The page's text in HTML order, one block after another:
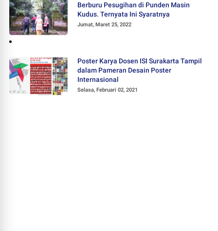
Berburu Pesugihan di Punden Masin
Kudus. Ternyata Ini Syaratnya
Jumat, Maret 25, 2022
Poster Karya Dosen ISI Surakarta Tampil
dalam Pameran Desain Poster
Internasional
Selasa, Februari 02, 2021